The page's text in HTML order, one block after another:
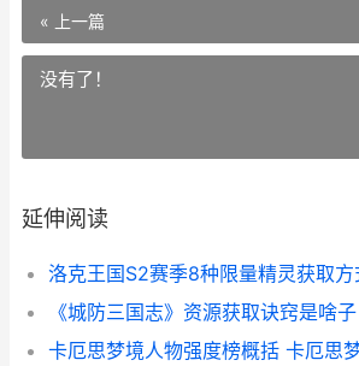
« 上一篇
没有了！
延伸阅读